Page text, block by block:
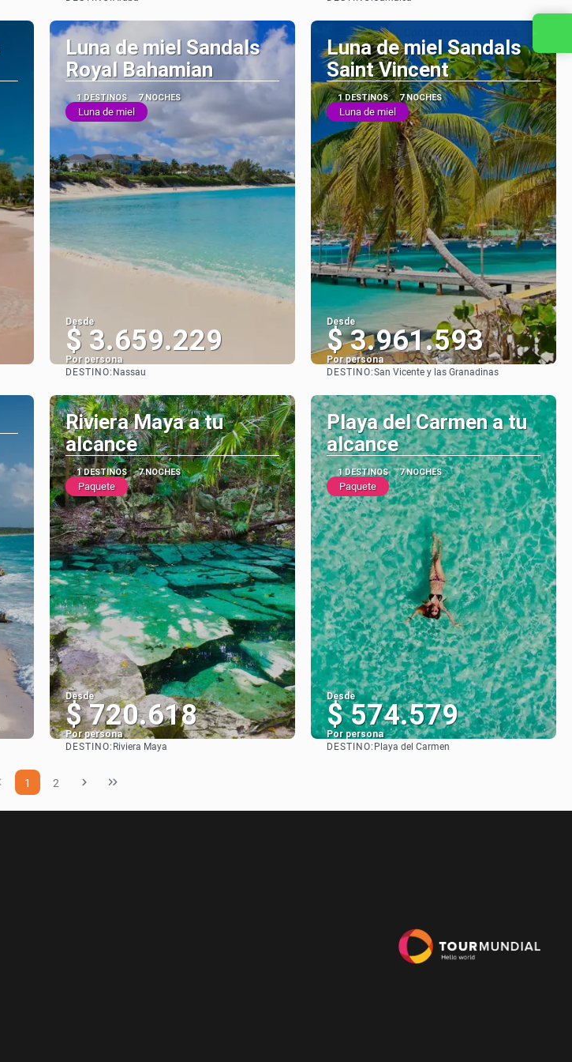
Luna de miel Sandals
Royal Bahamian
1 DESTINOS 7 NOCHES
Luna de miel
Desde
$ 3.659.229
Por persona
DESTINO: Nassau
Luna de miel Sandals
Saint Vincent
1 DESTINOS 7 NOCHES
Luna de miel
Desde
$ 3.961.593
Por persona
Ver
DESTINO:San Vicente y las Granadinas
Riviera Maya a tu
alcance
1 DESTINOS 7 NOCHES
Paquete
Desde
$ 720.618
Por persona
DESTINO: Riviera Maya
Playa del Carmen a tu
alcance
1 DESTINOS 7 NOCHES
Paquete
Desde
$ 574.579
Por persona
DESTINO: Playa del Carmen
1 2